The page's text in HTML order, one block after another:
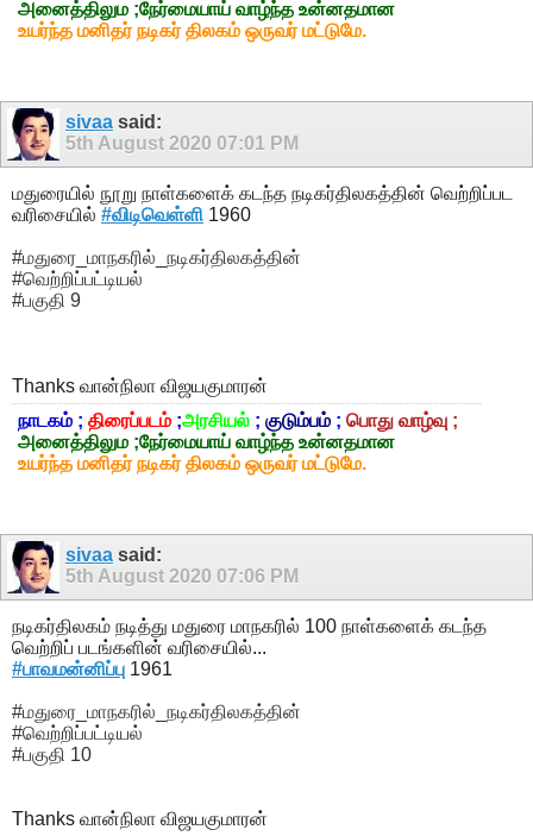
அனைத்திலும ;நேர்மையாய் வாழ்ந்த உன்னதமான
உயர்ந்த மனிதர் நடிகர் திலகம் ஒருவர் மட்டுமே.
sivaa said:
5th August 2020 07:01 PM
மதுரையில் நூறு நாள்களைக் கடந்த நடிகர்திலகத்தின் வெற்றிப்பட
வரிசையில் #விடிவெள்ளி 1960
#மதுரை_மாநகரில்_நடிகர்திலகத்தின்
#வெற்றிப்பட்டியல்
#பகுதி 9
Thanks வான்நிலா விஜயகுமாரன்
நாடகம் ; திரைப்படம் ;அரசியல் ; குடும்பம் ; பொது வாழ்வு ;
அனைத்திலும ;நேர்மையாய் வாழ்ந்த உன்னதமான
உயர்ந்த மனிதர் நடிகர் திலகம் ஒருவர் மட்டுமே.
sivaa said:
5th August 2020 07:06 PM
நடிகர்திலகம் நடித்து மதுரை மாநகரில் 100 நாள்களைக் கடந்த
வெற்றிப் படங்களின் வரிசையில்...
#பாவமன்னிப்பு 1961
#மதுரை_மாநகரில்_நடிகர்திலகத்தின்
#வெற்றிப்பட்டியல்
#பகுதி 10
Thanks வான்நிலா விஜயகுமாரன்